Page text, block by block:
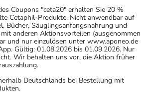
Coupons "ceta20" erhalten Sie 20 %
Cetaphil-Produkte. Nicht anwendbar auf
Bücher, Säuglingsanfangsnahrung und
anderen Aktionsvorteilen (ausgenommen
und nur einzulösen unter www.aponeo.de
Gültig: 01.08.2026 bis 01.09.2026. Nur
Wir behalten uns vor, die Aktion früher
Deutschlands bei Bestellung mit